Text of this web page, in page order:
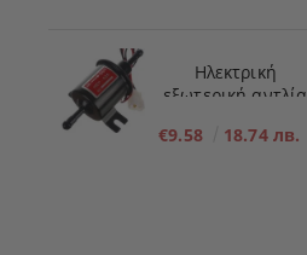
Ηλεκτρική
εξωτερική αντλία
καυσίμου για
€9.58 18.74 лв.